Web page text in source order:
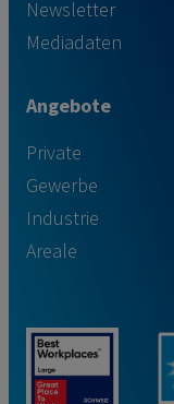
Newsletter
Mediadaten
Angebote
Private
Gewerbe
Industrie
Areale